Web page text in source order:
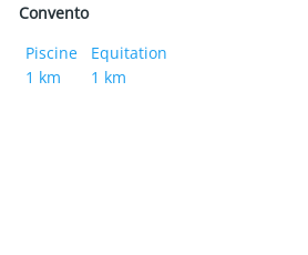
Convento
Piscine
1 km
Equitation
1 km